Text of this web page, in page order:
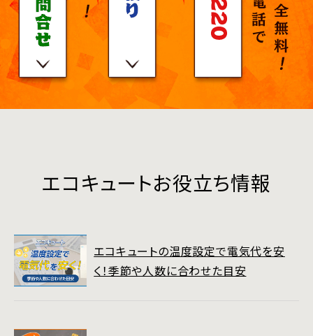
エコキュートお役立ち情報
エコキュートの温度設定で電気代を安
く！季節や人数に合わせた目安